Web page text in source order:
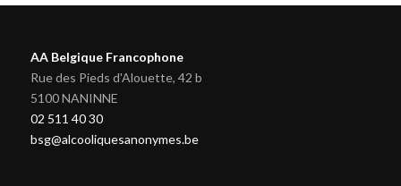
AA Belgique Francophone
Rue des Pieds d'Alouette, 42 b
5100 NANINNE
02 511 40 30
bsg@alcooliquesanonymes.be